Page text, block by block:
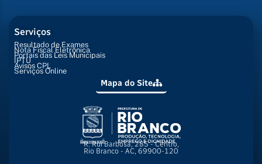
Serviços
Resultado de Exames
Nota Fiscal Eletrônica
Portais das Leis Municipais
IPTU
Avisos CPL
Serviços Online
Mapa do Site
R. Rui Barbosa, 285 - Centro,
Rio Branco - AC, 69900-120